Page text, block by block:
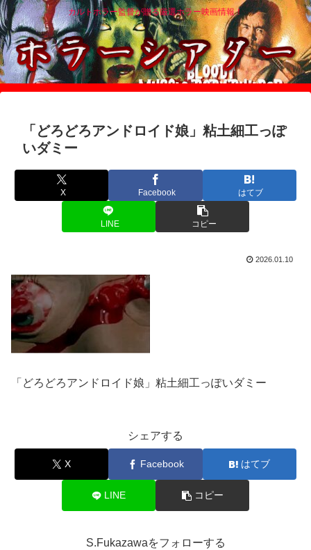
カルトホラー監督が贈る厳選ホラー映画情報！
「どろどろアンドロイド娘」粘土細工っぽ
いダミー
X Facebook はてブ
LINE コピー
2026.01.10
「どろどろアンドロイド娘」粘土細工っぽいダミー
シェアする
X Facebook はてブ
LINE コピー
S.Fukazawaをフォローする